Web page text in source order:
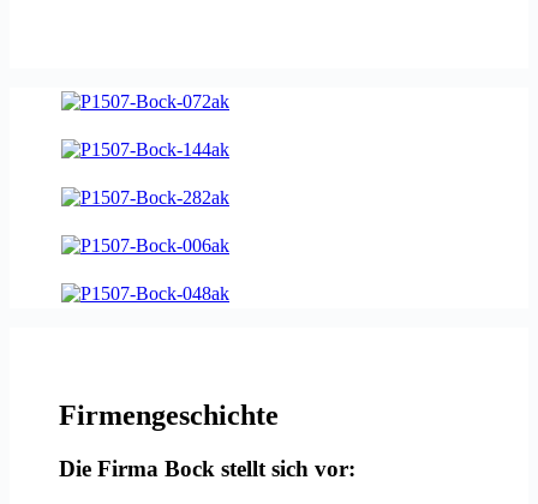
Firmengeschichte
Die Firma Bock stellt sich vor: